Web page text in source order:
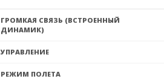
ГРОМКАЯ СВЯЗЬ (ВСТРОЕННЫЙ
ДИНАМИК)
УПРАВЛЕНИЕ
РЕЖИМ ПОЛЕТА